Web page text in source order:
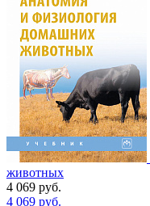
животных
4 069 руб.
4 069 руб.